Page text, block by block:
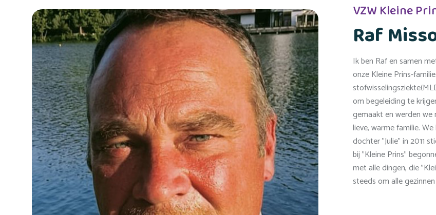
VZW Kleine
Raf
Ik ben Raf en samen
onze Kleine Prins-
om begeleiding te
gemaakt en werden
lieve, warme familie.
dochter "Julie" in 2011
bij "Kleine Prins"
met alle dingen, die
steeds om alle